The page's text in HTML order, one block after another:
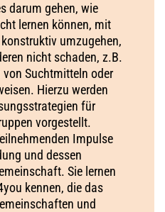
darum gehen, wie
lernen können, mit
umzugehen,
nicht schaden, z.B.
Suchtmitteln oder
Hierzu werden
für
vorgestellt.
Impulse
und dessen
Sie lernen
kennen, die das
und